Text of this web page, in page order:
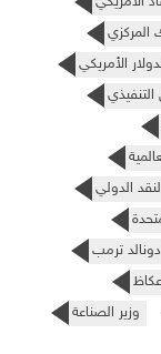
المركزي
الأمريكي
التنفيذي
الدولي
دونالد ترمب
عكاظ
وزير الصناعة